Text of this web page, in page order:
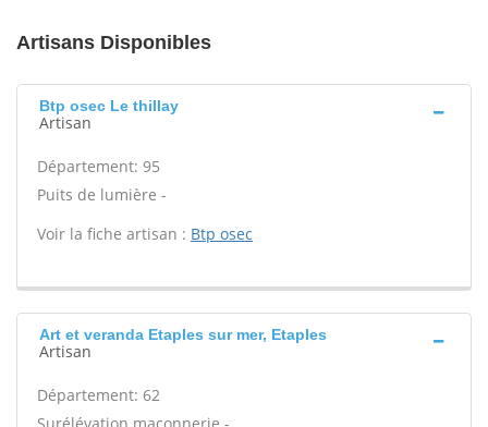
Artisans Disponibles
Btp osec Le thillay
Artisan
Département: 95
Puits de lumière -
Voir la fiche artisan : Btp osec
Art et veranda Etaples sur mer, Etaples
Artisan
Département: 62